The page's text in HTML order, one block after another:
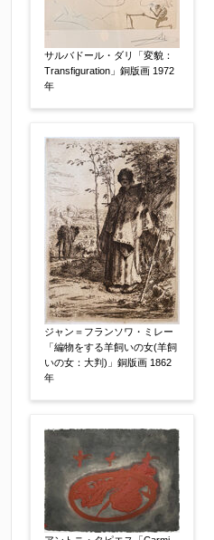
制作年 【任意】
売却希望時期 【任意】
すぐに売りたい
その他
他社様の査定価格 【任意】
会社名：
査定額：
らお知らせください。そ
し上げます。
作品コンディション 【任
サルバドール・ダリ「変貌：
Transfiguration」銅版画 1972
年
ジャン＝フランソワ・ミレー
「編物をする羊飼いの女(羊飼
いの女：大判)」銅版画 1862
年